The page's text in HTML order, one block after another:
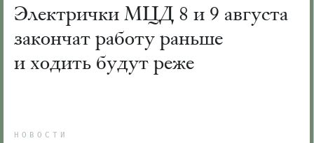
Электрички МЦД 8 и 9 августа
закончат работу раньше
и ходить будут реже
НОВОСТИ